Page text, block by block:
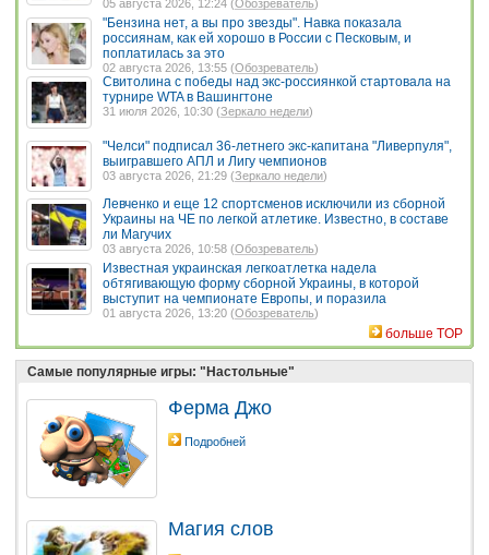
05 августа 2026, 12:24 (Обозреватель)
"Бензина нет, а вы про звезды". Навка показала
россиянам, как ей хорошо в России с Песковым, и
поплатилась за это
02 августа 2026, 13:55 (Обозреватель)
Свитолина с победы над экс-россиянкой стартовала на
турнире WTA в Вашингтоне
31 июля 2026, 10:30 (Зеркало недели)
"Челси" подписал 36-летнего экс-капитана "Ливерпуля",
выигравшего АПЛ и Лигу чемпионов
03 августа 2026, 21:29 (Зеркало недели)
Левченко и еще 12 спортсменов исключили из сборной
Украины на ЧЕ по легкой атлетике. Известно, в составе
ли Магучих
03 августа 2026, 10:58 (Обозреватель)
Известная украинская легкоатлетка надела
обтягивающую форму сборной Украины, в которой
выступит на чемпионате Европы, и поразила
01 августа 2026, 13:20 (Обозреватель)
больше TOP
Самые популярные игры: "Настольные"
Ферма Джо
Подробней
Магия слов